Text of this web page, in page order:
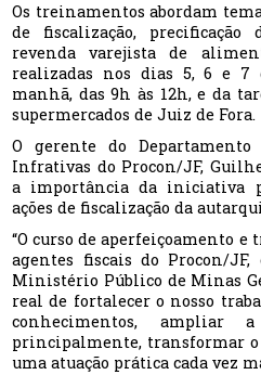
Os treinamentos abordam
de fiscalização,
revenda varejista de
realizadas nos dias 5, 6 e 7
manhã, das 9h às 12h, e da
supermercados de Juiz de Fora.
O gerente do
Infrativas do Procon/JF,
a importância da iniciativa
ações de fiscalização da
“O curso de aperfeiçoamento
agentes fiscais do Procon/
Ministério Público de Minas
real de fortalecer o nosso
conhecimentos, ampliar
principalmente, transformar
uma atuação prática cada vez